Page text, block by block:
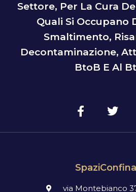
Settore, Per La Cura
Quali Si Occupano
Smaltimento,
Decontaminazione,
BtoB E Al
via Montebianco